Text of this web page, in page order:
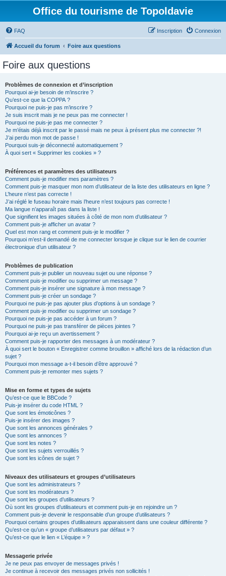
Office du tourisme de Topoldavie
FAQ Connexion
Inscription
Accueil du forum Foire aux questions
Foire aux questions
Problèmes de connexion et d’inscription
Pourquoi ai-je besoin de m’inscrire ?
Qu’est-ce que la COPPA ?
Pourquoi ne puis-je pas m’inscrire ?
Je suis inscrit mais je ne peux pas me connecter !
Pourquoi ne puis-je pas me connecter ?
Je m’étais déjà inscrit par le passé mais ne peux à présent plus me connecter ?!
J’ai perdu mon mot de passe !
Pourquoi suis-je déconnecté automatiquement ?
À quoi sert « Supprimer les cookies » ?
Préférences et paramètres des utilisateurs
Comment puis-je modifier mes paramètres ?
Comment puis-je masquer mon nom d’utilisateur de la liste des utilisateurs en ligne ?
L’heure n’est pas correcte !
J’ai réglé le fuseau horaire mais l’heure n’est toujours pas correcte !
Ma langue n’apparaît pas dans la liste !
Que signifient les images situées à côté de mon nom d’utilisateur ?
Comment puis-je afficher un avatar ?
Quel est mon rang et comment puis-je le modifier ?
Pourquoi m’est-il demandé de me connecter lorsque je clique sur le lien de courrier
électronique d’un utilisateur ?
Problèmes de publication
Comment puis-je publier un nouveau sujet ou une réponse ?
Comment puis-je modifier ou supprimer un message ?
Comment puis-je insérer une signature à mon message ?
Comment puis-je créer un sondage ?
Pourquoi ne puis-je pas ajouter plus d’options à un sondage ?
Comment puis-je modifier ou supprimer un sondage ?
Pourquoi ne puis-je pas accéder à un forum ?
Pourquoi ne puis-je pas transférer de pièces jointes ?
Pourquoi ai-je reçu un avertissement ?
Comment puis-je rapporter des messages à un modérateur ?
À quoi sert le bouton « Enregistrer comme brouillon » affiché lors de la rédaction d’un
sujet ?
Pourquoi mon message a-t-il besoin d’être approuvé ?
Comment puis-je remonter mes sujets ?
Mise en forme et types de sujets
Qu’est-ce que le BBCode ?
Puis-je insérer du code HTML ?
Que sont les émoticônes ?
Puis-je insérer des images ?
Que sont les annonces générales ?
Que sont les annonces ?
Que sont les notes ?
Que sont les sujets verrouillés ?
Que sont les icônes de sujet ?
Niveaux des utilisateurs et groupes d’utilisateurs
Que sont les administrateurs ?
Que sont les modérateurs ?
Que sont les groupes d’utilisateurs ?
Où sont les groupes d’utilisateurs et comment puis-je en rejoindre un ?
Comment puis-je devenir le responsable d’un groupe d’utilisateurs ?
Pourquoi certains groupes d’utilisateurs apparaissent dans une couleur différente ?
Qu’est-ce qu’un « groupe d’utilisateurs par défaut » ?
Qu’est-ce que le lien « L’équipe » ?
Messagerie privée
Je ne peux pas envoyer de messages privés !
Je continue à recevoir des messages privés non sollicités !